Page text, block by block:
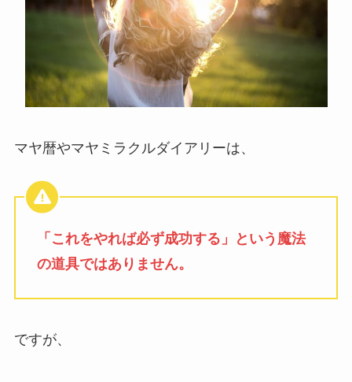
マヤ暦やマヤミラクルダイアリーは、
「これをやれば必ず成功する」という魔法
の道具ではありません。
ですが、